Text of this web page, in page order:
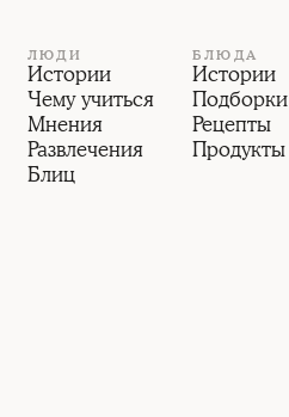
ЛЮДИ
Истории
Чему учиться
Мнения
Развлечения
Блиц
БЛЮДА
Истории
Подборки
Рецепты
Продукты